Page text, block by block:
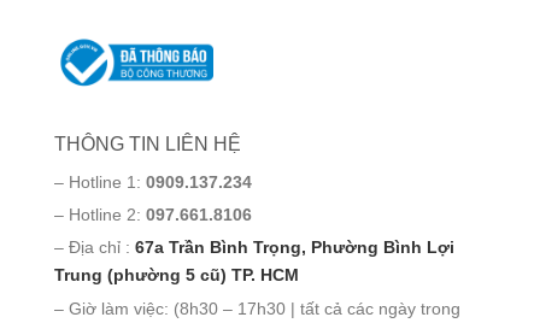
THÔNG TIN LIÊN HỆ
– Hotline 1: 0909.137.234
– Hotline 2: 097.661.8106
– Địa chỉ : 67a Trần Bình Trọng, Phường Bình Lợi
Trung (phường 5 cũ) TP. HCM
– Giờ làm việc: (8h30 – 17h30 | tất cả các ngày trong